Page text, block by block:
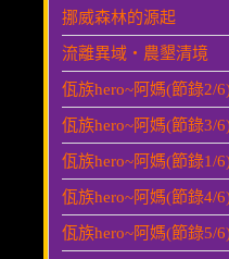
挪威森林的源起
流離異域‧農墾清境
佤族hero~阿媽(節錄2/
佤族hero~阿媽(節錄3/
佤族hero~阿媽(節錄1/
佤族hero~阿媽(節錄4/
佤族hero~阿媽(節錄5/